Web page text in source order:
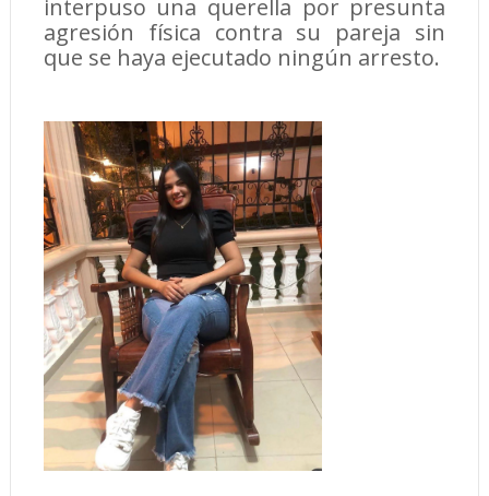
interpuso una querella por presunta
agresión física contra su pareja sin
que se haya ejecutado ningún arresto.